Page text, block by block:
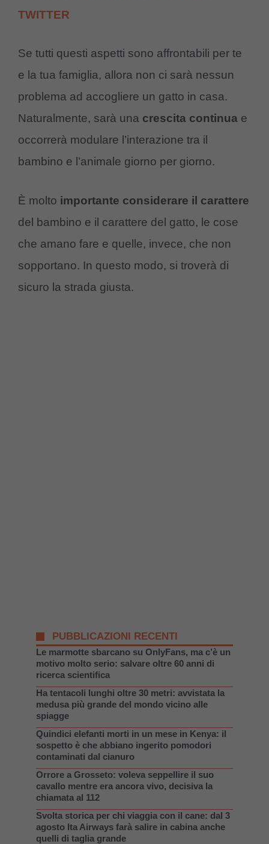
TWITTER
Se tutti questi aspetti sono affrontabili per te
e la tua famiglia, allora non ci sarà nessun
problema ad accogliere un gatto in casa.
Naturalmente, sarà una crescita continua e
occorrerà modulare l’interazione tra il
bambino e l’animale giorno per giorno.
È molto importante considerare il carattere
del bambino e il carattere del gatto, le cose
che amano fare e quelle, invece, che non
sopportano. In questo modo, si troverà di
sicuro la strada giusta.
PUBBLICAZIONI RECENTI
Le marmotte sbarcano su OnlyFans, ma c’è un
motivo molto serio: salvare oltre 60 anni di
ricerca scientifica
Ha tentacoli lunghi oltre 30 metri: avvistata la
medusa più grande del mondo vicino alle
spiagge
Quindici elefanti morti in un mese in Kenya: il
sospetto è che abbiano ingerito pomodori
contaminati dal cianuro
Orrore a Grosseto: voleva seppellire il suo
cavallo mentre era ancora vivo, decisiva la
chiamata al 112
Svolta storica per chi viaggia con il cane: dal 3
agosto Ita Airways farà salire in cabina anche
quelli di taglia grande